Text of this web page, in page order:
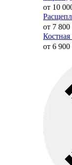
от 10
от 7 800
Костная
от 6 900